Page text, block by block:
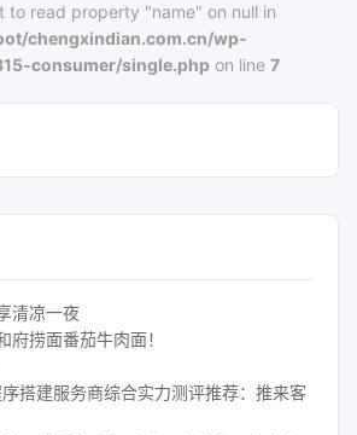
to read property "name" on null in
chengxindian.com.cn/wp-
consumer/single.php on line7
清凉一夜
府捞面番茄牛肉面！
搭建服务商综合实力测评推荐：推来客